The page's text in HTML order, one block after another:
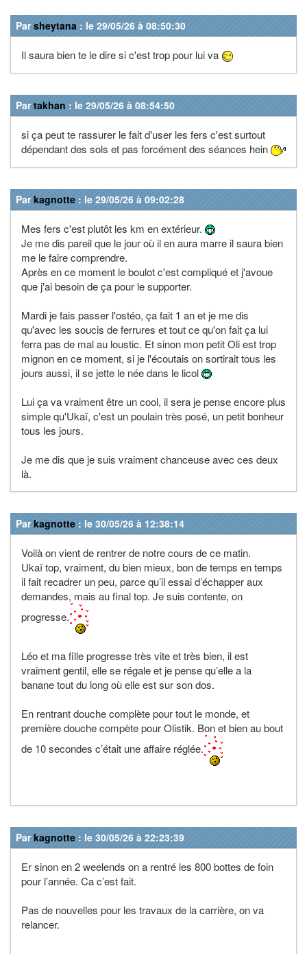
Parsheytana : le 29/05/26 à 08:50:30
Il saura bien te le dire si c'est trop pour lui va
Partakhan : le 29/05/26 à 08:54:50
si ça peut te rassurer le fait d'user les fers c'est surtout
dépendant des sols et pas forcément des séances hein
Parkagnotte : le 29/05/26 à 09:02:28
Mes fers c'est plutôt les km en extérieur.
Je me dis pareil que le jour où il en aura marre il saura bien
me le faire comprendre.
Après en ce moment le boulot c'est compliqué et j'avoue
que j'ai besoin de ça pour le supporter.
Mardi je fais passer l'ostéo, ça fait 1 an et je me dis
qu'avec les soucis de ferrures et tout ce qu'on fait ça lui
ferra pas de mal au loustic. Et sinon mon petit Oli est trop
mignon en ce moment, si je l'écoutais on sortirait tous les
jours aussi, il se jette le née dans le licol
Lui ça va vraiment être un cool, il sera je pense encore plus
simple qu'Ukaï, c'est un poulain très posé, un petit bonheur
tous les jours.
Je me dis que je suis vraiment chanceuse avec ces deux
là.
Parkagnotte : le 30/05/26 à 12:38:14
Voilà on vient de rentrer de notre cours de ce matin.
Ukaï top, vraiment, du bien mieux, bon de temps en temps
il fait recadrer un peu, parce qu’il essai d’échapper aux
demandes, mais au final top. Je suis contente, on
progresse.
Léo et ma fille progresse très vite et très bien, il est
vraiment gentil, elle se régale et je pense qu’elle a la
banane tout du long où elle est sur son dos.
En rentrant douche complète pour tout le monde, et
première douche compète pour Olistik. Bon et bien au bout
de 10 secondes c’était une affaire réglée.
Parkagnotte : le 30/05/26 à 22:23:39
Er sinon en 2 weelends on a rentré les 800 bottes de foin
pour l’année. Ca c’est fait.
Pas de nouvelles pour les travaux de la carrière, on va
relancer.